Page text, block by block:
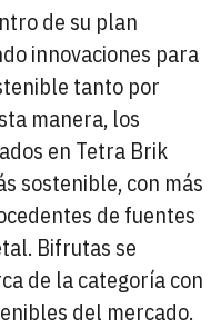
de su plan
innovaciones para
tanto por
manera, los
en Tetra Brik
sostenible, con más
de fuentes
Bifrutas se
de la categoría con
del mercado.